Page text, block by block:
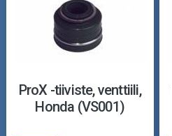
ProX -tiiviste, venttiili,
Honda (VS001)